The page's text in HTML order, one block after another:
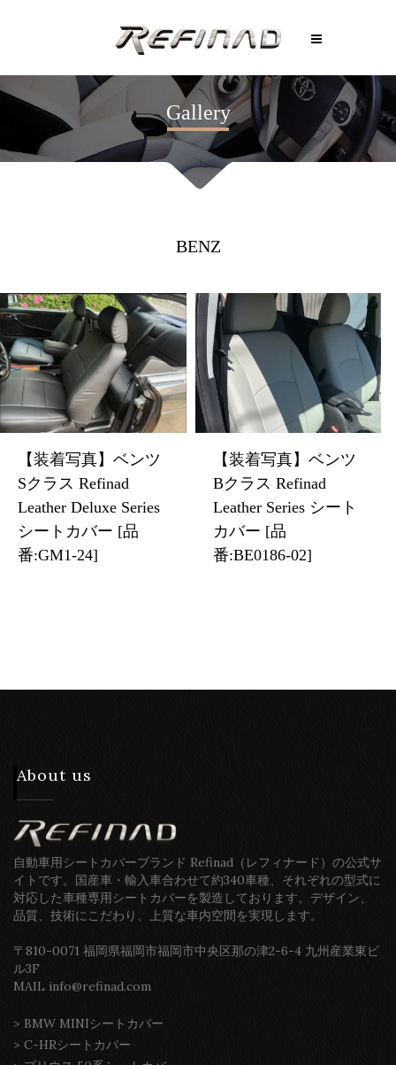
Gallery
BENZ
【装着写真】ベンツ
Sクラス Refinad
Leather Deluxe Series
シートカバー [品
番:GM1-24]
【装着写真】ベンツ
Bクラス Refinad
Leather Series シート
カバー [品
番:BE0186-02]
About us
自動車用シートカバーブランド Refinad（レフィナード）の公式サ
イトです。国産車・輸入車合わせて約340車種、それぞれの型式に
対応した車種専用シートカバーを製造しております。デザイン、
品質、技術にこだわり、上質な車内空間を実現します。
〒810-0071 福岡県福岡市福岡市中央区那の津2-6-4 九州産業東ビ
ル3F
MAIL info@refinad.com
> BMW MINIシートカバー
> C-HRシートカバー